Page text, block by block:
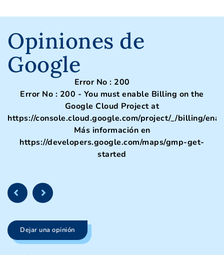
Opiniones de
Google
Error No : 200
Error No : 200 - You must enable Billing on the
Google Cloud Project at
https://console.cloud.google.com/project/_/billing/
Más información en
https://developers.google.com/maps/gmp-get-
started
Dejar una opinión